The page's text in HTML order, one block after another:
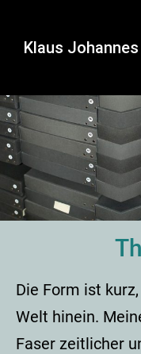
Klaus
Die Form ist
Welt hinein.
Faser zeitlicher